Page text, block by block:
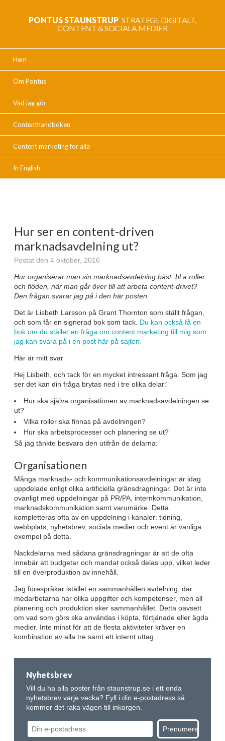
PONTUS STAUNSTRUP STRATEGI, DIGITALT,
CONTENT & SOCIALA MEDIER
Hem
Om Pontus
Vad jag gör
Contenthandboken
Content marketing för alla
In English
Hur ser en content-driven
marknadsavdelning ut?
Postat den 4 oktober, 2016
Hur organiserar man sin marknadsavdelning bäst, bl.a roller
och flöden, när man går över till att arbeta content-drivet?
Den frågan svarar jag på i den här posten.
Det är Lisbeth Larsson på Grant Thornton som ställt frågan,
och som får en signerad bok som tack. Du kan också få en
bok om du ställer en fråga om content marketing till mig som
jag kan svara på i en post här på sajten.
Här är mitt svar
Hej Lisbeth, och tack för en mycket intressant fråga. Som jag
ser det kan din fråga brytas ned i tre olika delar:¨
Hur ska själva organisationen av marknadsavdelningen se
ut?
Vilka roller ska finnas på avdelningen?
Hur ska arbetsprocesser och planering se ut?
Så jag tänkte besvara den utifrån de delarna:
Organisationen
Många marknads- och kommunikationsavdelningar är idag
uppdelade enligt olika artificiella gränsdragningar. Det är inte
ovanligt med uppdelningar på PR/PA, internkommunikation,
marknadskommunikation samt varumärke. Detta
kompletteras ofta av en uppdelning i kanaler: tidning,
webbplats, nyhetsbrev, sociala medier och event är vanliga
exempel på detta.
Nackdelarna med sådana gränsdragningar är att de ofta
innebär att budgetar och mandat också delas upp, vilket leder
till en överproduktion av innehåll.
Jag förespråkar istället en sammanhållen avdelning, där
medarbetarna har olika uppgifter och kompetenser, men all
planering och produktion sker sammanhållet. Detta oavsett
om vad som görs ska användas i köpta, förtjänade eller ägda
medier. Inte minst för att de flesta aktiviteter kräver en
kombination av alla tre samt ett internt uttag.
Nyhetsbrev
Vill du ha alla poster från staunstrup.se i ett enda
nyhetsbrev varje vecka? Fyll i din e-postadress så
kommer det raka vägen till inkorgen.